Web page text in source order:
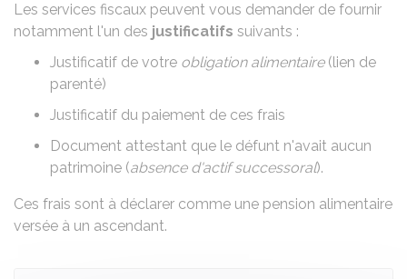
Les services fiscaux peuvent vous demander de fournir
notamment l'un des justificatifs suivants :
Justificatif de votre obligation alimentaire(lien de
parenté)
Justificatif du paiement de ces frais
Document attestant que le défunt n'avait aucun
patrimoine (absence d'actif successoral).
Ces frais sont à déclarer comme une pension alimentaire
versée à un ascendant.